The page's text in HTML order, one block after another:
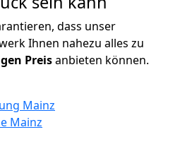
dass unser
Ihnen nahezu alles zu
Preisanbieten können.
Mainz
Mainz